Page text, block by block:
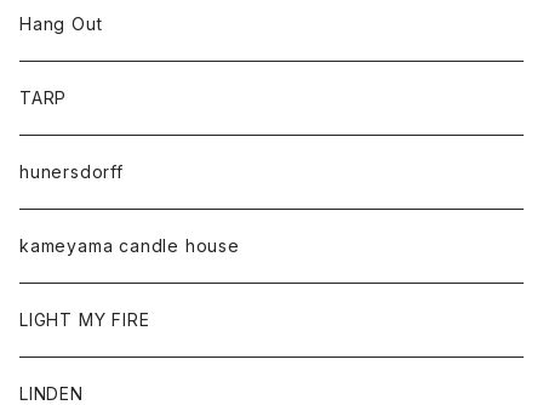
Hang Out
TARP
hunersdorff
kameyama candle house
LIGHT MY FIRE
LINDEN